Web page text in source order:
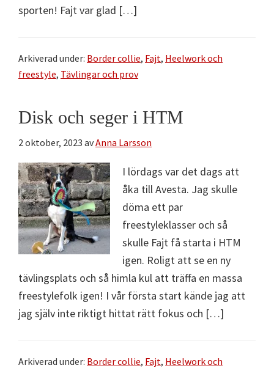
sporten! Fajt var glad […]
Arkiverad under: Border collie, Fajt, Heelwork och
freestyle, Tävlingar och prov
Disk och seger i HTM
2 oktober, 2023 avAnna Larsson
I lördags var det dags att
åka till Avesta. Jag skulle
döma ett par
freestyleklasser och så
skulle Fajt få starta i HTM
igen. Roligt att se en ny
tävlingsplats och så himla kul att träffa en massa
freestylefolk igen! I vår första start kände jag att
jag själv inte riktigt hittat rätt fokus och […]
Arkiverad under: Border collie, Fajt, Heelwork och